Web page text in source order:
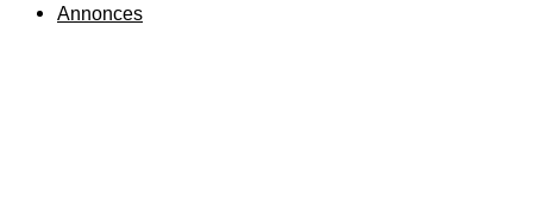
Annonces